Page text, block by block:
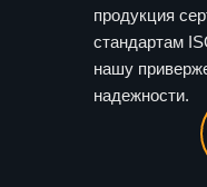
продукция
стандартам
нашу
надежности.